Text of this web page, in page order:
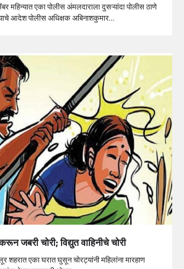
महिन्यात एका पोलीस अंमलदाराला दुसऱ्यांदा पोलीस ठाणे
आदेश पोलीस अधिक्षक अबिनाशकुमार…
जबरी चोरी; विद्युत वाहिनीचे चोरी
शहरात एका घरात घुसून चोरट्यांनी महिलांना मारहाण